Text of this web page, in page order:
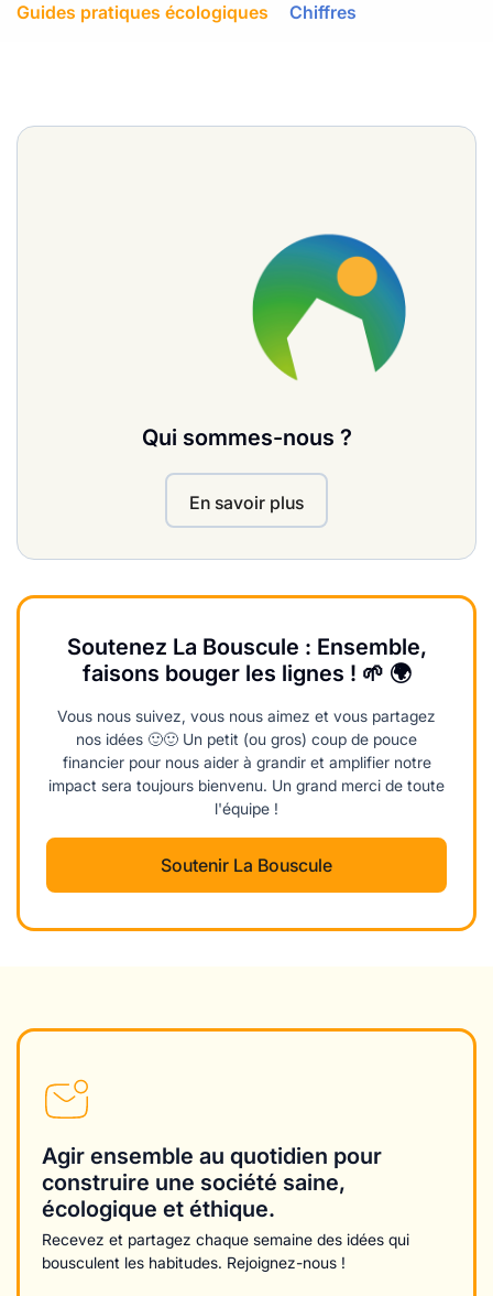
Guides pratiques écologiques
Chiffres
Qui sommes-nous ?
En savoir plus
Soutenez La Bouscule : Ensemble,
faisons bouger les lignes ! 🌱 🌍
Vous nous suivez, vous nous aimez et vous partagez
nos idées 🙂🙂 Un petit (ou gros) coup de pouce
financier pour nous aider à grandir et amplifier notre
impact sera toujours bienvenu. Un grand merci de toute
l'équipe !
Soutenir La Bouscule
Agir ensemble au quotidien pour
construire une société saine,
écologique et éthique.
Recevez et partagez chaque semaine des idées qui
bousculent les habitudes. Rejoignez-nous !